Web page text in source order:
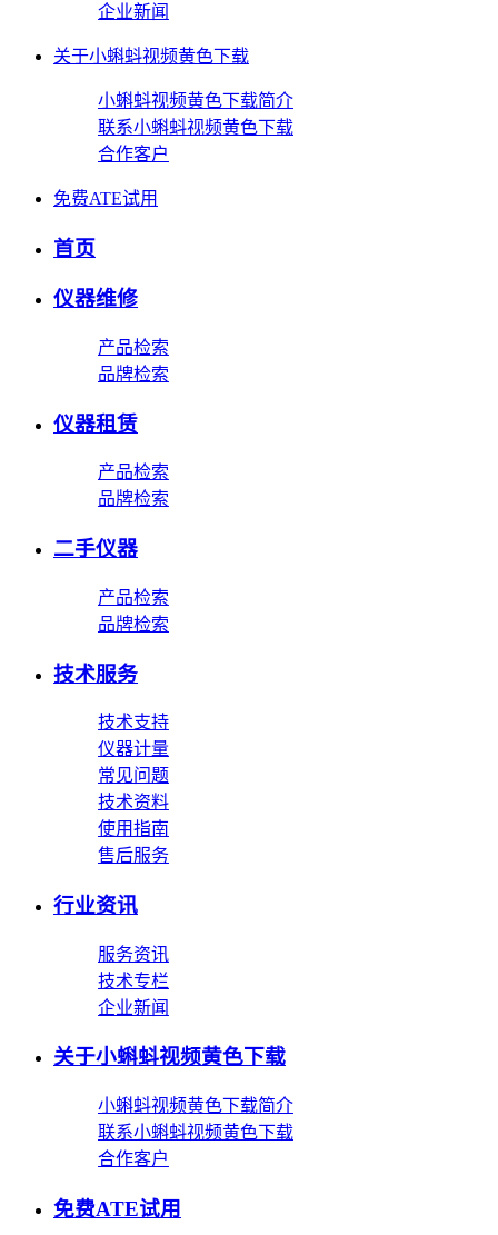
企业新闻
关于小蝌蚪视频黄色下载
小蝌蚪视频黄色下载简介
联系小蝌蚪视频黄色下载
合作客户
免费ATE试用
首页
仪器维修
产品检索
品牌检索
仪器租赁
产品检索
品牌检索
二手仪器
产品检索
品牌检索
技术服务
技术支持
仪器计量
常见问题
技术资料
使用指南
售后服务
行业资讯
服务资讯
技术专栏
企业新闻
关于小蝌蚪视频黄色下载
小蝌蚪视频黄色下载简介
联系小蝌蚪视频黄色下载
合作客户
免费ATE试用